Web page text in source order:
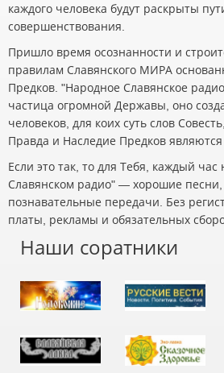
каждого человека будут раскрыты
совершенствования.
Пришло время осознанности и
правилам Славянского МИРА
Предков. "Народное Славянское
частица огромной Державы, оно
человеков, для коих суть слов
Правда и Наследие Предков
Если это так, то для Тебя, каждый
Славянском радио" — хорошие
познавательные передачи. Без
платы, рекламы и обязательных
Наши соратники